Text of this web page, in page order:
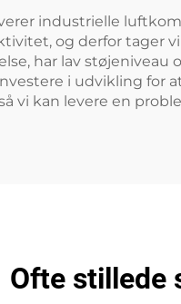
industrielle
og derfor tager vi
har lav
i udvikling for
vi kan levere en
Ofte stillede